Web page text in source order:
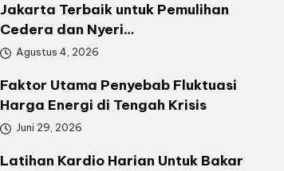
Jakarta Terbaik untuk Pemulihan
Cedera dan Nyeri…
Agustus 4, 2026
Faktor Utama Penyebab Fluktuasi
Harga Energi di Tengah Krisis
Juni 29, 2026
Latihan Kardio Harian Untuk Bakar